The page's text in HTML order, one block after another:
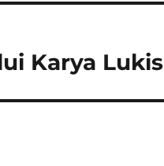
Karya Lukis